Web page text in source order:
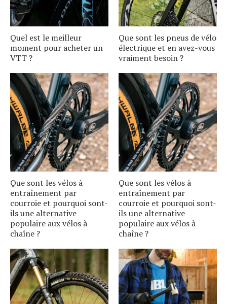
Quel est le meilleur
moment pour acheter un
VTT ?
Que sont les pneus de vélo
électrique et en avez-vous
vraiment besoin ?
Que sont les vélos à
entraînement par
courroie et pourquoi sont-
ils une alternative
populaire aux vélos à
chaîne ?
Que sont les vélos à
entraînement par
courroie et pourquoi sont-
ils une alternative
populaire aux vélos à
chaîne ?